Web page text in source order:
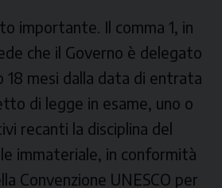
importante. Il comma 1, in
che il Governo è delegato
mesi dalla data di entrata
di legge in esame, uno o
recanti la disciplina del
immateriale, in conformità
Convenzione UNESCO per